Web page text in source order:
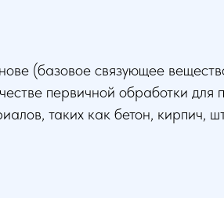
(базовое связующее
первичной обработки для
таких как бетон, кирпич,